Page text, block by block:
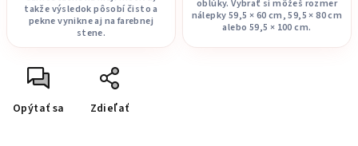
takže výsledok pôsobí čisto a
pekne vynikne aj na farebnej
stene.
oblúky. Vybrať si môžeš rozmer
nálepky 59,5 × 60 cm, 59,5 × 80 cm
alebo 59,5 × 100 cm.
Opýtať sa Zdieľať